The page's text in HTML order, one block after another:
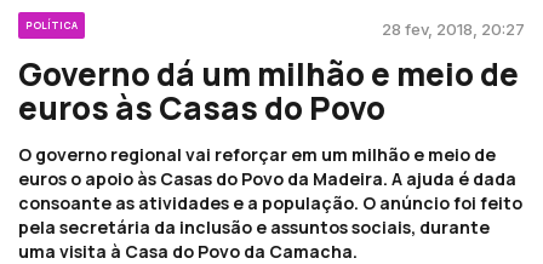
POLÍTICA 28 fev, 2018, 20:27
Governo dá um milhão e meio de
euros às Casas do Povo
O governo regional vai reforçar em um milhão e meio de
euros o apoio às Casas do Povo da Madeira. A ajuda é dada
consoante as atividades e a população. O anúncio foi feito
pela secretária da inclusão e assuntos sociais, durante
uma visita à Casa do Povo da Camacha.